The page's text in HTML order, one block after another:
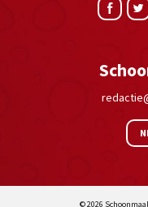
© 2026